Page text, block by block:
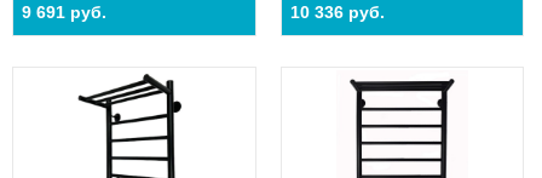
9 691 руб. 10 336 руб.